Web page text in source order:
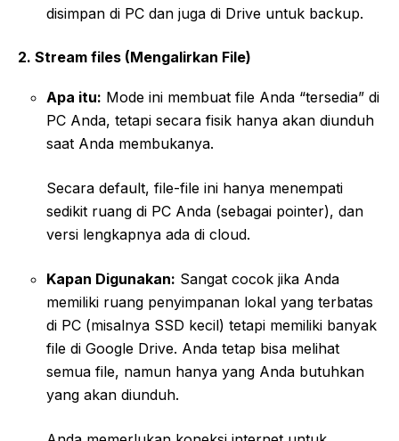
disimpan di PC dan juga di Drive untuk backup.
2. Stream files (Mengalirkan File)
Apa itu: Mode ini membuat file Anda “tersedia” di
PC Anda, tetapi secara fisik hanya akan diunduh
saat Anda membukanya.
Secara default, file-file ini hanya menempati
sedikit ruang di PC Anda (sebagai pointer), dan
versi lengkapnya ada di cloud.
Kapan Digunakan: Sangat cocok jika Anda
memiliki ruang penyimpanan lokal yang terbatas
di PC (misalnya SSD kecil) tetapi memiliki banyak
file di Google Drive. Anda tetap bisa melihat
semua file, namun hanya yang Anda butuhkan
yang akan diunduh.